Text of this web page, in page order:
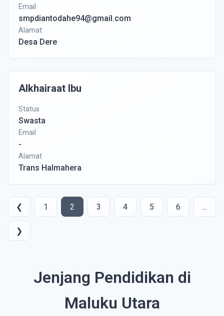
Email
smpdiantodahe94@gmail.com
Alamat
Desa Dere
Alkhairaat Ibu
Status
Swasta
Email
-
Alamat
Trans Halmahera
❮ 1 2 3 4 5 6 ...
❯
Jenjang Pendidikan di
Maluku Utara